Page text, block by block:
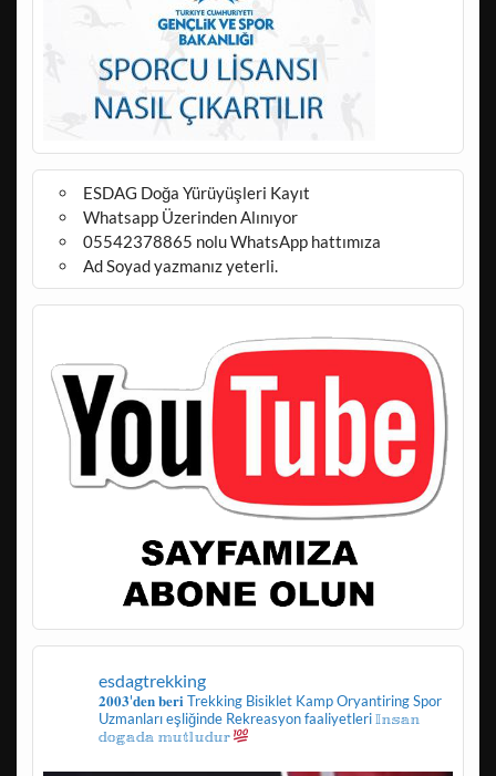
ESDAG Doğa Yürüyüşleri Kayıt
Whatsapp Üzerinden Alınıyor
05542378865 nolu WhatsApp hattımıza
Ad Soyad yazmanız yeterli.
esdagtrekking
𝟐𝟎𝟎𝟑'𝐝𝐞𝐧 𝐛𝐞𝐫𝐢 TrekkingBisikletKampOryantiringSpor
Uzmanları eşliğinde Rekreasyon faaliyetleri𝕀𝕟𝕤𝕒𝕟
𝕕𝕠𝕘𝕒𝕕𝕒 𝕞𝕦𝕥𝕝𝕦𝕕𝕦𝕣